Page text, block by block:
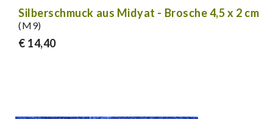
Silberschmuck aus Midyat - Brosche 4,5 x 2 cm
(M9)
€ 14,40